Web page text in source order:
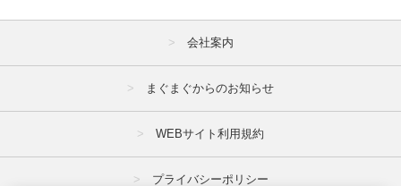
会社案内
まぐまぐからのお知らせ
WEBサイト利用規約
プライバシーポリシー